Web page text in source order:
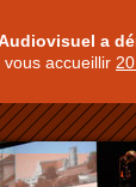
a
accueillir